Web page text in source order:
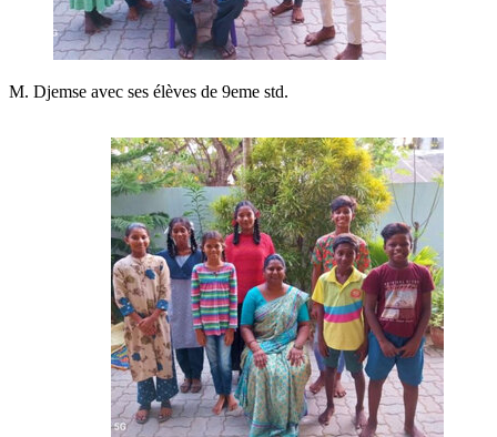
M. Djemse avec ses élèves de 9eme std.